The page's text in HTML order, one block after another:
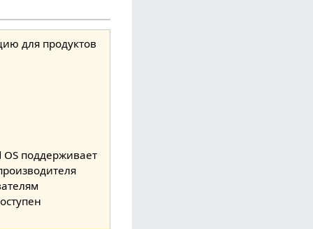
для продуктов
поддерживает